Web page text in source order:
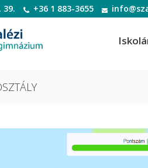
39. +36 1 883-3655
technikus
és
Dekoratőr